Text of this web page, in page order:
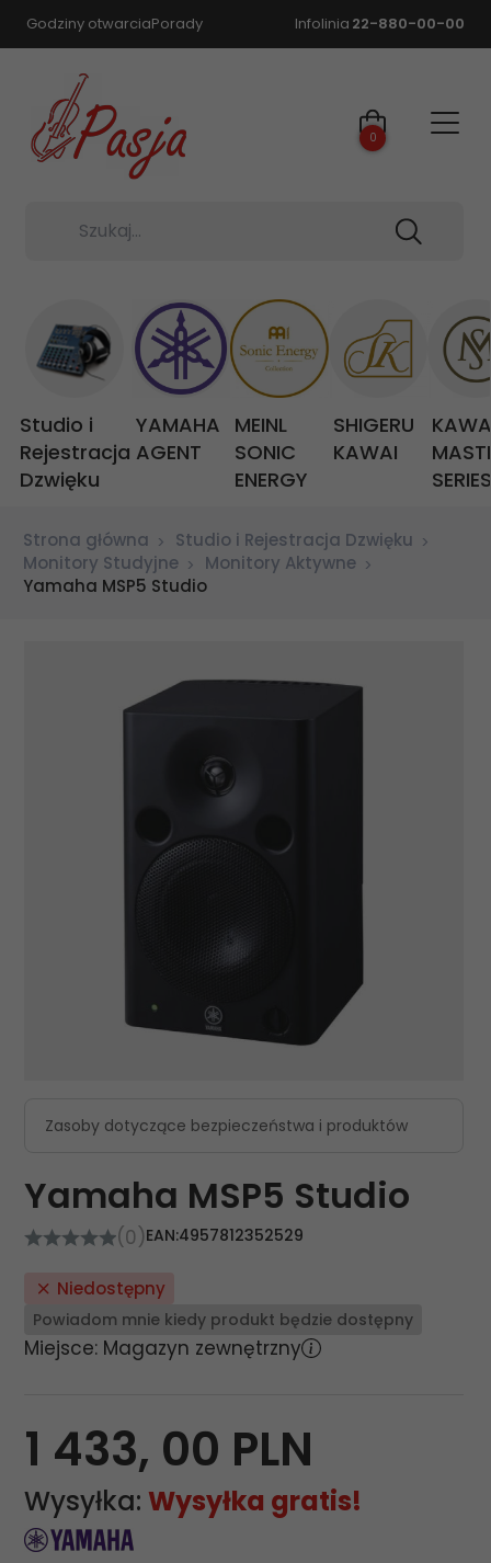
Godziny otwarciaPorady Infolinia 22-880-00-00
Szukaj...
0
Studio i
Rejestracja
Dzwięku
YAMAHA
AGENT
MEINL
SONIC
ENERGY
SHIGERU
KAWAI
SERIES
Strona główna
Studio i Rejestracja Dzwięku
Monitory Studyjne
Monitory Aktywne
Yamaha MSP5 Studio
Zasoby dotyczące bezpieczeństwa i produktów
Yamaha MSP5 Studio
(0)EAN:4957812352529
Niedostępny
Powiadom mnie kiedy produkt będzie dostępny
Miejsce: Magazyn zewnętrzny
1 433, 00 PLN
Wysyłka: Wysyłka gratis!